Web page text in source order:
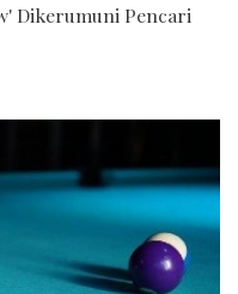
Dikerumuni Pencari